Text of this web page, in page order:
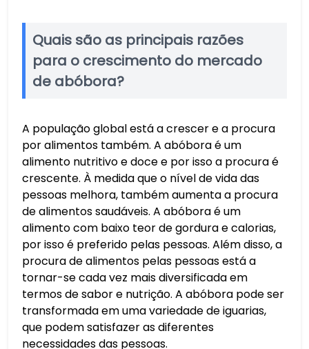
Quais são as principais razões
para o crescimento do mercado
de abóbora?
A população global está a crescer e a procura
por alimentos também. A abóbora é um
alimento nutritivo e doce e por isso a procura é
crescente. À medida que o nível de vida das
pessoas melhora, também aumenta a procura
de alimentos saudáveis. A abóbora é um
alimento com baixo teor de gordura e calorias,
por isso é preferido pelas pessoas. Além disso, a
procura de alimentos pelas pessoas está a
tornar-se cada vez mais diversificada em
termos de sabor e nutrição. A abóbora pode ser
transformada em uma variedade de iguarias,
que podem satisfazer as diferentes
necessidades das pessoas.